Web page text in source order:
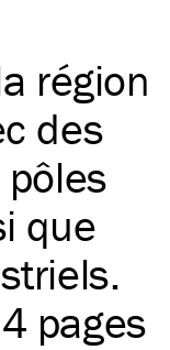
région
des
que
pages